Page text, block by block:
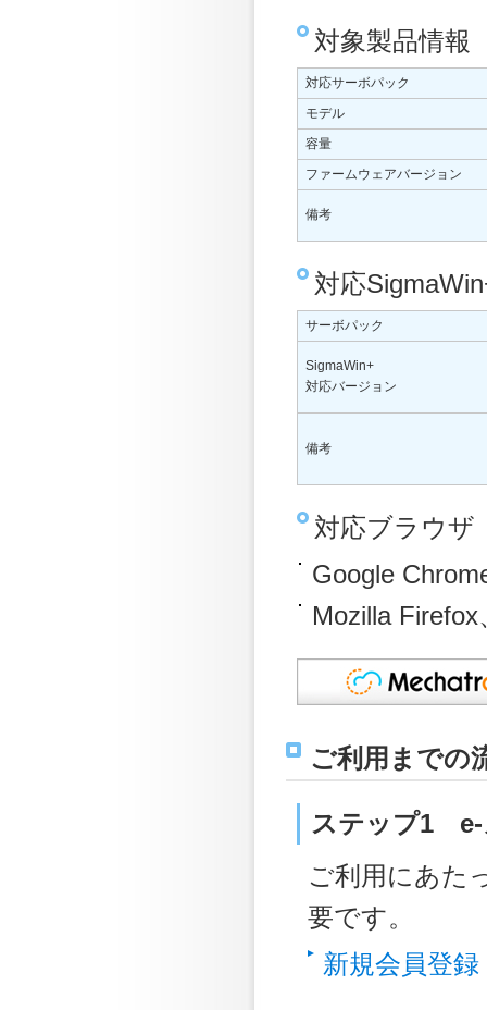
対象製品情報
対応サーボパック
モデル
容量
ファームウェアバージョン
備考
対応
サーボパック
SigmaWin+
対応バージョン
備考
対応ブラウザ
Google
Mozilla
ご利用までの
ステップ1 e-
ご利用にあた
要です。
新規会員登録